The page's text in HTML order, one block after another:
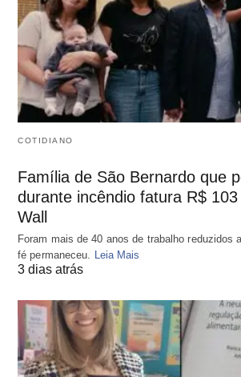
COTIDIANO
Família de São Bernardo que
durante incêndio fatura R$
Wall
Foram mais de 40 anos de trabalho reduzidos
fé permaneceu. Leia Mais
3 dias atrás